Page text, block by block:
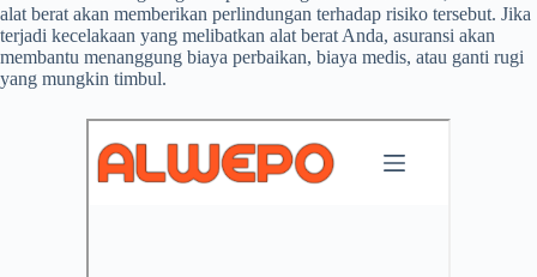
alat berat akan memberikan perlindungan terhadap risiko tersebut. Jika
terjadi kecelakaan yang melibatkan alat berat Anda, asuransi akan
membantu menanggung biaya perbaikan, biaya medis, atau ganti rugi
yang mungkin timbul.